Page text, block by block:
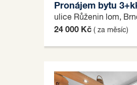
A
Pronájem bytu
ulice Růženin lom,
24 000 Kč ( za měsíc)